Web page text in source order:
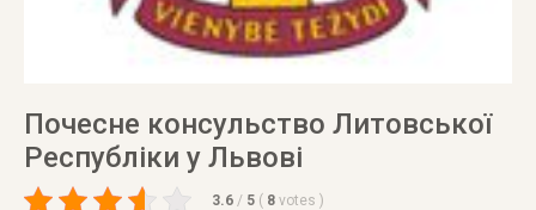
Почесне консульство Литовської
Республiки у Львові
3.6 / 5 ( 8 votes )